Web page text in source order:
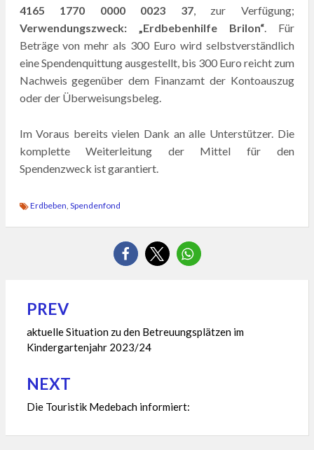
4165 1770 0000 0023 37, zur Verfügung;
Verwendungszweck: „Erdbebenhilfe Brilon“. Für
Beträge von mehr als 300 Euro wird selbstverständlich
eine Spendenquittung ausgestellt, bis 300 Euro reicht zum
Nachweis gegenüber dem Finanzamt der Kontoauszug
oder der Überweisungsbeleg.
Im Voraus bereits vielen Dank an alle Unterstützer. Die
komplette Weiterleitung der Mittel für den
Spendenzweck ist garantiert.
Erdbeben Spendenfond
Beitragsnavigation
PREV
aktuelle Situation zu den Betreuungsplätzen im
Kindergartenjahr 2023/24
NEXT
Die Touristik Medebach informiert: